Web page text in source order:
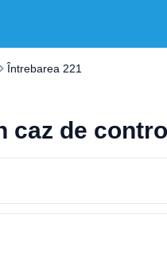
Întrebarea 221
de